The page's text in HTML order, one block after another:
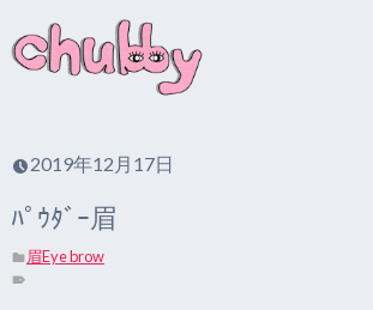
2019年12月17日
ﾊﾟｳﾀﾞｰ眉
眉Eye brow